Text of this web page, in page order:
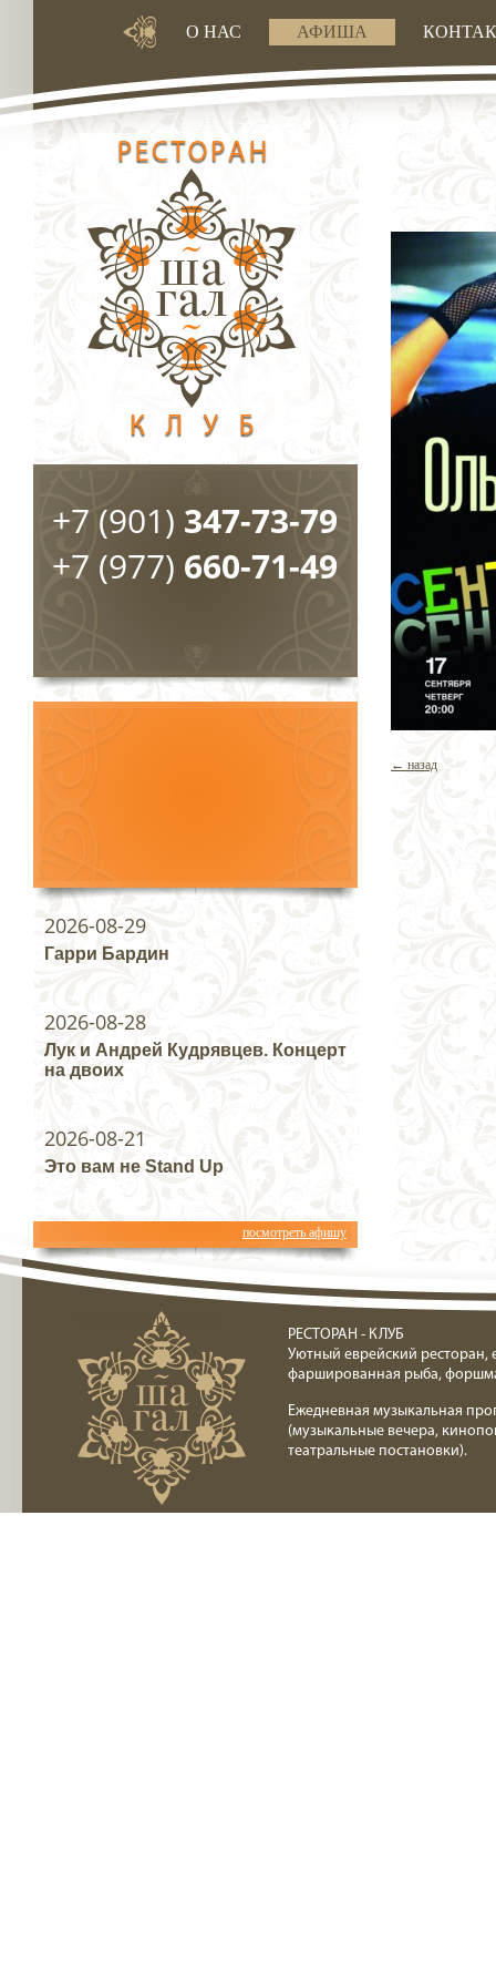
О НАС АФИША
← назад
+7 (901) 347-73-79
+7 (977) 660-71-49
2026-08-29
Гарри Бардин
2026-08-28
Лук и Андрей Кудрявцев. Концерт
на двоих
2026-08-21
Это вам не Stand Up
посмотреть афишу
Ресторан клуб Шагал
РЕСТОРАН - КЛУБ
Уютный еврейский ресторан,
фаршированная рыба,
Ежедневная музыкальная
(музыкальные вечера,
театральные постановки).